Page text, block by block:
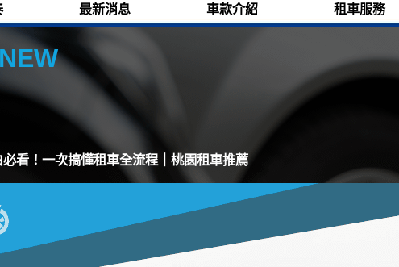
最新消息 車款介紹 租車服務
看！一次搞懂租車全流程｜桃園租車推薦